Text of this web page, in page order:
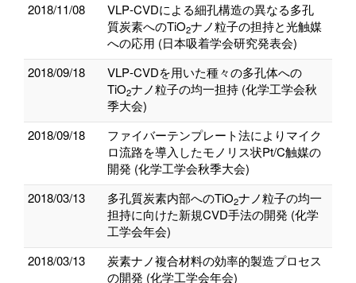
2018/11/08
VLP‐CVDによる細孔構造の異なる多孔
質炭素へのTiO2ナノ粒子の担持と光触媒
への応用 (日本吸着学会研究発表会)
2018/09/18
VLP‐CVDを用いた種々の多孔体への
TiO2ナノ粒子の均一担持 (化学工学会秋
季大会)
2018/09/18
ファイバーテンプレート法によりマイク
ロ流路を導入したモノリス状Pt/C触媒の
開発 (化学工学会秋季大会)
2018/03/13
多孔質炭素内部へのTiO2ナノ粒子の均一
担持に向けた新規CVD手法の開発 (化学
工学会年会)
2018/03/13
炭素ナノ複合材料の効率的製造プロセス
の開発 (化学工学会年会)